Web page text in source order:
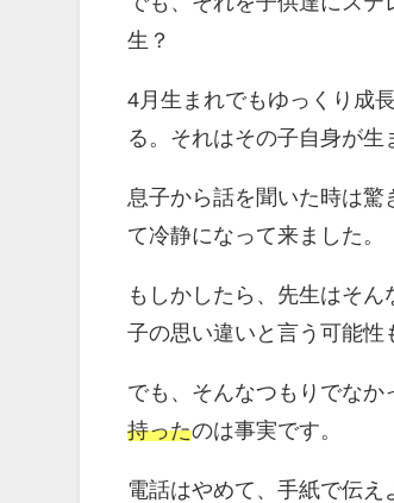
生？
4月生まれでもゆっくり成
る。それはその子自身が生
息子から話を聞いた時は
て冷静になって来ました。
もしかしたら、先生はそ
子の思い違いと言う可能性
でも、そんなつもりでなか
持ったのは事実です。
電話はやめて、手紙で伝え